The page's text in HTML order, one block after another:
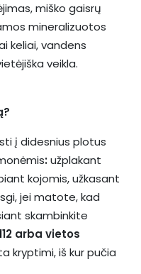
miško gaisrų
mineralizuotos
keliai, vandens
veikla.
į didesnius plotus
:užplakant
kojomis, užkasant
jei matote, kad
skambinkite
arba vietos
kryptimi, iš kur pučia